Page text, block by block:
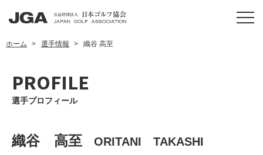
ホーム 選手情報 織谷 高至
PROFILE
選手プロフィール
織谷 高至 ORITANI TAKASHI